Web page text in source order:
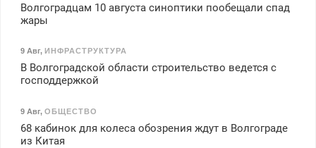
Волгоградцам 10 августа синоптики пообещали спад
жары
9 Авг, ИНФРАСТРУКТУРА
В Волгоградской области строительство ведется с
господдержкой
9 Авг, ОБЩЕСТВО
68 кабинок для колеса обозрения ждут в Волгограде
из Китая